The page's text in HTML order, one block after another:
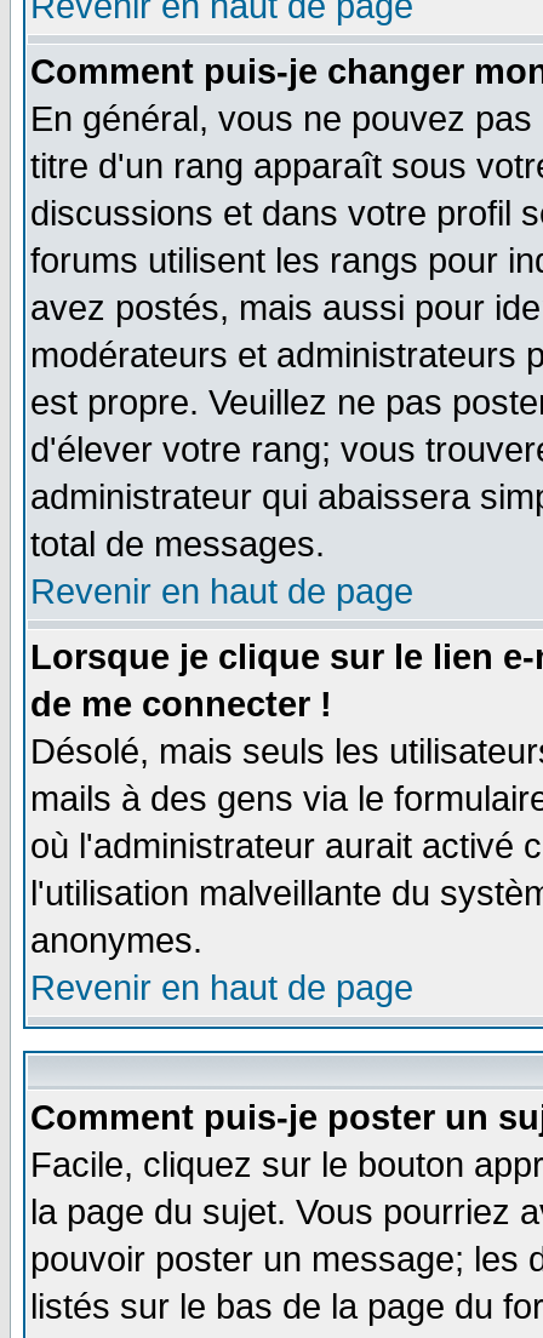
Comment puis-je changer
En général, vous ne pouvez
titre d'un rang apparaît sous
discussions et dans votre profil
forums utilisent les rangs pour
avez postés, mais aussi pour
modérateurs et administrateurs
est propre. Veuillez ne pas
d'élever votre rang; vous
administrateur qui abaissera
total de messages.
Revenir en haut de page
Lorsque je clique sur le lien
de me connecter !
Désolé, mais seuls les
mails à des gens via le
où l'administrateur aurait activé
l'utilisation malveillante du
anonymes.
Revenir en haut de page
Comment puis-je poster un
Facile, cliquez sur le bouton
la page du sujet. Vous pourriez
pouvoir poster un message; les
listés sur le bas de la page du